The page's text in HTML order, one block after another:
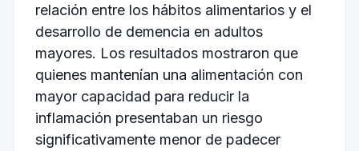
relación entre los hábitos alimentarios y el
desarrollo de demencia en adultos
mayores. Los resultados mostraron que
quienes mantenían una alimentación con
mayor capacidad para reducir la
inflamación presentaban un riesgo
significativamente menor de padecer